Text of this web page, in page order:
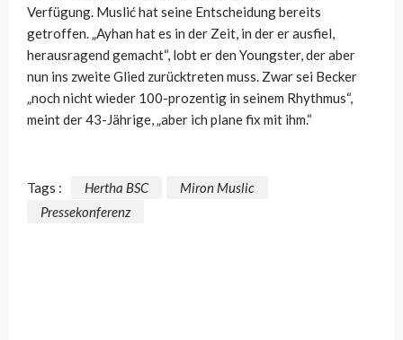
Verfügung. Muslić hat seine Entscheidung bereits
getroffen. „Ayhan hat es in der Zeit, in der er ausfiel,
herausragend gemacht“, lobt er den Youngster, der aber
nun ins zweite Glied zurücktreten muss. Zwar sei Becker
„noch nicht wieder 100-prozentig in seinem Rhythmus“,
meint der 43-Jährige, „aber ich plane fix mit ihm.“
Tags : Hertha BSC
Miron Muslic
Pressekonferenz